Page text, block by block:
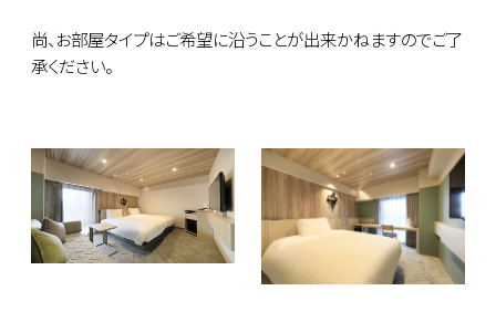
尚、お部屋タイプはご希望に沿うことが出来かねますのでご了
承ください。